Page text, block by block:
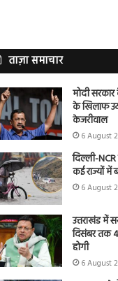
ताज़ा समाचार
मोदी
के खिलाफ
केजरीवाल
6 August
दिल्ली-
कई राज्यों
6 August
उत्तराखंड में
दिसंबर तक 4
होगी
6 August